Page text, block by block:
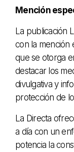
Mención
La publicación
con la mención
que se otorga
destacar los
divulgativa y
protección de
La Directa
a día con un
potencia la